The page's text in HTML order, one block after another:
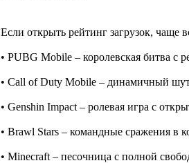
Если открыть рейтинг загрузок, чаще
• PUBG Mobile – королевская битва с
• Call of Duty Mobile – динамичный
• Genshin Impact – ролевая игра с
• Brawl Stars – командные сражения в
• Minecraft – песочница с полной